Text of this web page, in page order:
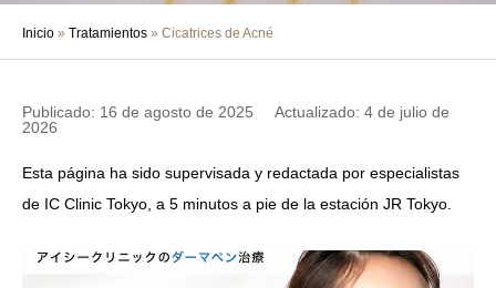
Inicio » Tratamientos » Cicatrices de Acné
Publicado: 16 de agosto de 2025
Actualizado: 4 de julio de
2026
Esta página ha sido supervisada y redactada por especialistas
de IC Clinic Tokyo, a 5 minutos a pie de la estación JR Tokyo.
Sobre Nuestros Médicos
Otros
Idioma